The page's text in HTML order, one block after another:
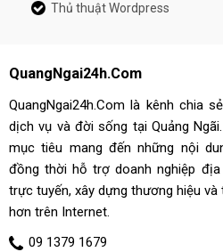
Thủ thuật Wordpress
QuangNgai24h.Com
QuangNgai24h.Com là kênh chia
dịch vụ và đời sống tại Quảng
mục tiêu mang đến những nội
đồng thời hỗ trợ doanh nghiệp
trực tuyến, xây dựng thương hiệu và
hơn trên Internet.
09 1379 1679